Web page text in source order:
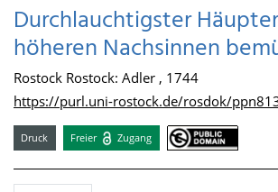
Durchlauchtigster
höheren Nachsinnen
Rostock Rostock: Adler , 1744
https://purl.uni-rostock.de/rosdok/
Druck Freier Zugang